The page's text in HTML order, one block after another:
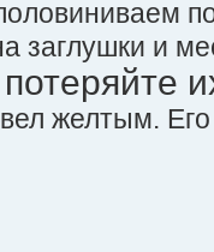
заглушки и
желтым.